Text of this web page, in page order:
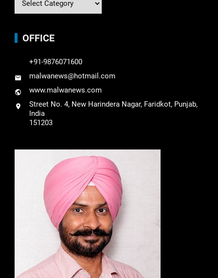
OFFICE
+91-9876071600
malwanews@hotmail.com
www.malwanews.com
Street No. 4, New Harindera Nagar, Faridkot, Punjab,
India
151203